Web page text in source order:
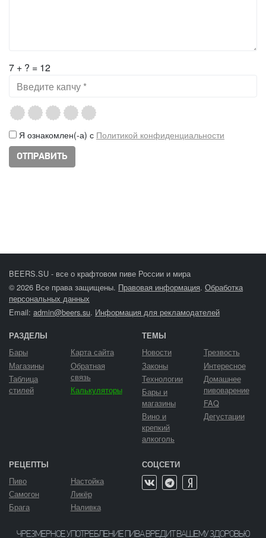
7 + ? = 12
Я ознакомлен(-а) с Политикой конфиденциальности
BEERS.SU - все о крафтовом пиве России и мира
© 2026 Все права защищены. Правовая информация. Обработка
персональных данных
Email: admin@beers.su. Информация для рекламодателей
РАЗДЕЛЫ
Бары
Магазины
Таблица
стилей
Карта сайта
Обратная
связь
Калькуляторы
ТЕМЫ
Новости
Законы
Технологии
Бары и
магазины
Вино и
крепкий
алкоголь
Трезвость
Интересное
Домашнее
пивоварение
FAQ
Дегустации
РЕЦЕПТЫ
Пиво
Самогон
Брага
Настойка
Ликёр
Наливка
СОЦСЕТИ
ЧРЕЗМЕРНОЕ УПОТРЕБЛЕНИЕ ПИВА ВРЕДИТ ВАШЕМУ ЗДОРОВЬЮ